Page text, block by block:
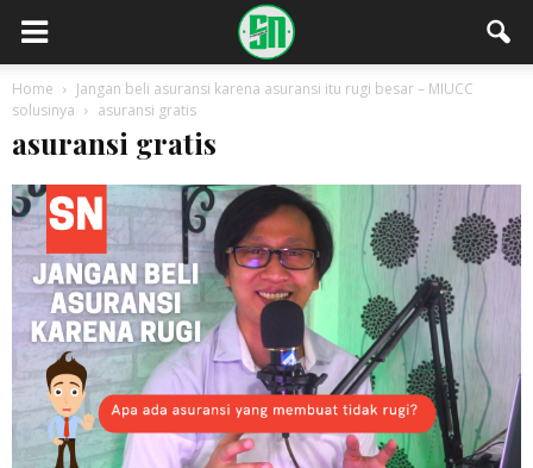
Home
Jangan beli asuransi karena asuransi itu rugi besar – MIUCC
solusinya
asuransi gratis
asuransi gratis